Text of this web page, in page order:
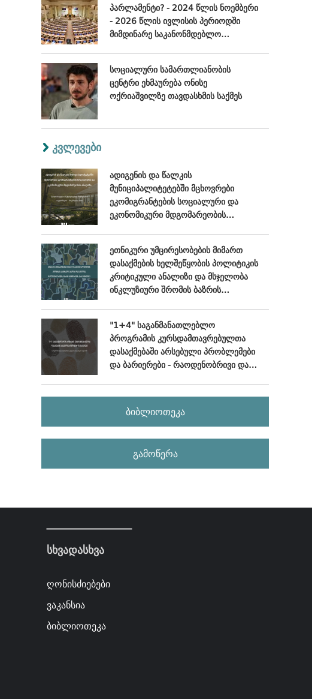
პარლამენტი? - 2024 წლის ნოემბერი
- 2026 წლის ივლისის პერიოდში
მიმდინარე საკანონმდებლო
სოციალური სამართლიანობის
ცენტრი ეხმაურება ონისე
ოქრიაშვილზე თავდასხმის საქმეს
კვლევები
ადიგენის და წალკის
მუნიციპალიტეტებში მცხოვრები
ეკომიგრანტების სოციალური და
ეკონომიკური მდგომარეობის
- ნოემბერი, 2024
ეთნიკური უმცირესობების მიმართ
დასაქმების ხელშეწყობის პოლიტიკის
კრიტიკული ანალიზი და მსჯელობა
ინკლუზიური შრომის ბაზრის
"1+4" საგანმანათლებლო
პროგრამის კურსდამთავრებულთა
დასაქმებაში არსებული პრობლემები
და ბარიერები - რაოდენობრივი და
ბიბლიოთეკა
გამოწერა
სხვადასხვა
ღონისძიებები
ვაკანსია
ბიბლიოთეკა